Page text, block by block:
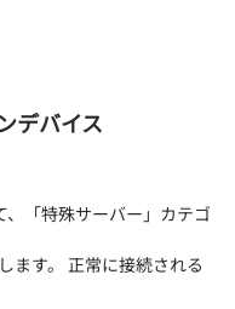
デバイス
「特殊サーバー」カテゴ
ます。 正常に接続される